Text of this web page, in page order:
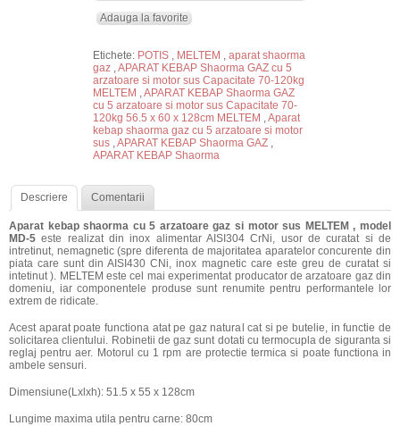
Adauga la favorite
Etichete: POTIS , MELTEM , aparat shaorma
gaz ,APARAT KEBAP Shaorma GAZ cu 5
arzatoare si motor sus Capacitate 70-120kg
MELTEM ,APARAT KEBAP Shaorma GAZ
cu 5 arzatoare si motor sus Capacitate 70-
120kg 56.5 x 60 x 128cm MELTEM ,Aparat
kebap shaorma gaz cu 5 arzatoare si motor
sus ,APARAT KEBAP Shaorma GAZ ,
APARAT KEBAP Shaorma
Descriere Comentarii
Aparat kebap shaorma cu 5 arzatoare gaz si motor sus MELTEM , model
MD-5este realizat din inox alimentar AISI304 CrNi, usor de curatat si de
intretinut, nemagnetic (spre diferenta de majoritatea aparatelor concurente din
piata care sunt din AISI430 CNi, inox magnetic care este greu de curatat si
intetinut ). MELTEM este cel mai experimentat producator de arzatoare gaz din
domeniu, iar componentele produse sunt renumite pentru performantele lor
extrem de ridicate.
Acest aparat poate functiona atat pe gaz natural cat si pe butelie, in functie de
solicitarea clientului. Robinetii de gaz sunt dotati cu termocupla de siguranta si
reglaj pentru aer. Motorul cu 1 rpm are protectie termica si poate functiona in
ambele sensuri.
Dimensiune(Lxlxh): 51.5 x 55 x 128cm
Lungime maxima utila pentru carne: 80cm